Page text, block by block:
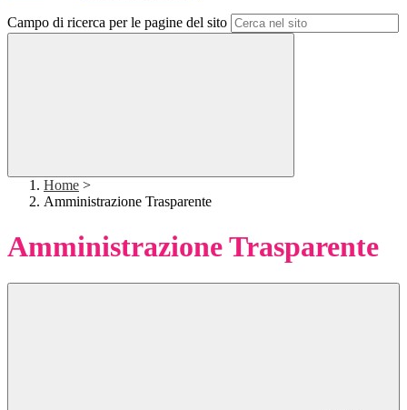
Campo di ricerca per le pagine del sito
Home >
Amministrazione Trasparente
Amministrazione Trasparente